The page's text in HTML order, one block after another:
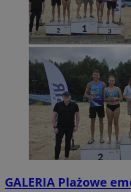
GALERIA Plażowe